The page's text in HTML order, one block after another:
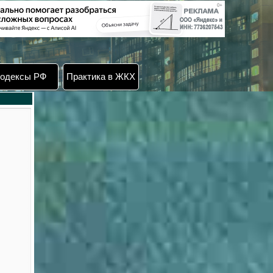
РФ Практика в ЖКХ